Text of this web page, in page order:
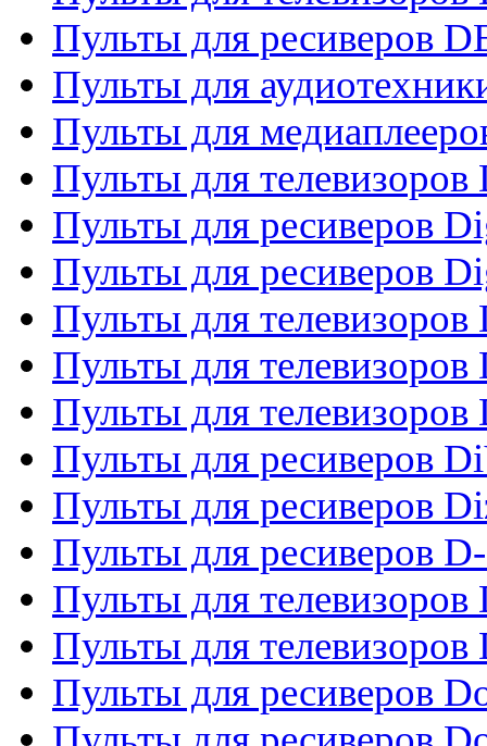
Пульты для ресиверов
Пульты для
Пульты для
Пульты для телевизоров
Пульты для ресиверов
Пульты для ресиверов
Пульты для
Пульты для
Пульты для телевизоров
Пульты для ресиверов
Пульты для ресиверов
Пульты для ресиверов
Пульты для телевизоров
Пульты для
Пульты для ресиверов